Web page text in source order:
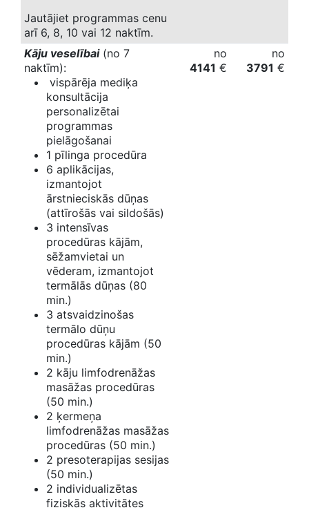
Jautājiet programmas cenu
arī 6, 8, 10 vai 12 naktīm.
Kāju veselībai (no 7
naktīm):
vispārēja mediķa
konsultācija
personalizētai
programmas
pielāgošanai
1 pīlinga procedūra
6 aplikācijas,
izmantojot
ārstnieciskās dūņas
(attīrošās vai sildošās)
3 intensīvas
procedūras kājām,
sēžamvietai un
vēderam, izmantojot
termālās dūņas (80
min.)
3 atsvaidzinošas
termālo dūņu
procedūras kājām (50
min.)
2 kāju limfodrenāžas
masāžas procedūras
(50 min.)
2 ķermeņa
limfodrenāžas masāžas
procedūras (50 min.)
2 presoterapijas sesijas
(50 min.)
2 individualizētas
fiziskās aktivitātes
no
4141 €
no
3791 €